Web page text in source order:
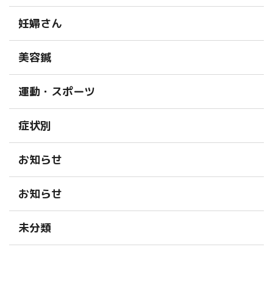
妊婦さん
美容鍼
運動・スポーツ
症状別
お知らせ
お知らせ
未分類